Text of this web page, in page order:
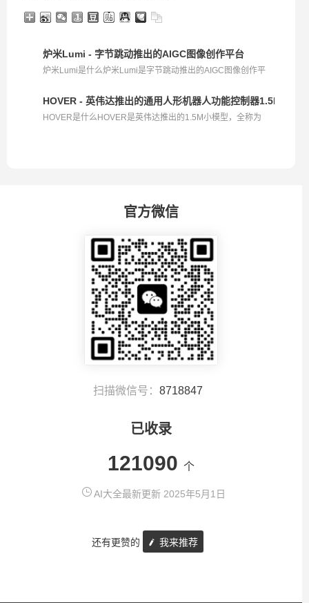
炉米Lumi - 字节跳动推出的AIGC图像创作平台
炉米Lumi是什么炉米Lumi是字节跳动推出的AIGC图像创作平
HOVER - 英伟达推出的通用人形机器人功能控制器1.5M小模
HOVER是什么HOVER是英伟达推出的1.5M小模型，全称为
官方微信
扫描微信号： 8718847
已收录
121090 个
AI大全最新更新 2025年5月1日
还有更赞的 我来推荐